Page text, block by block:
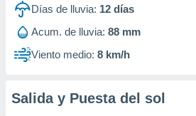
Días de lluvia: 12 días
Acum. de lluvia: 88 mm
Viento medio: 8 km/h
Salida y Puesta del sol